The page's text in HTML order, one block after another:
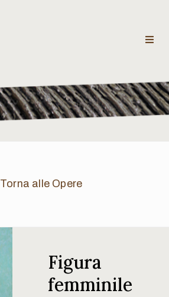
Torna alle Opere
Figura
femminile